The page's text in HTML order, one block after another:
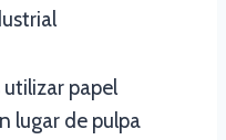
papel
lugar de pulpa